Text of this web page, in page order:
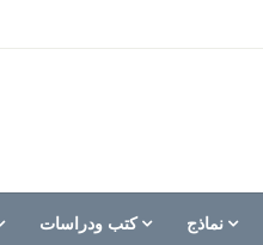
نماذج كتب ودراسات